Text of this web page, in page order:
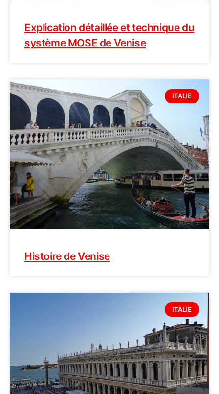
Explication détaillée et technique du
système MOSE de Venise
ITALIE
Histoire de Venise
ITALIE